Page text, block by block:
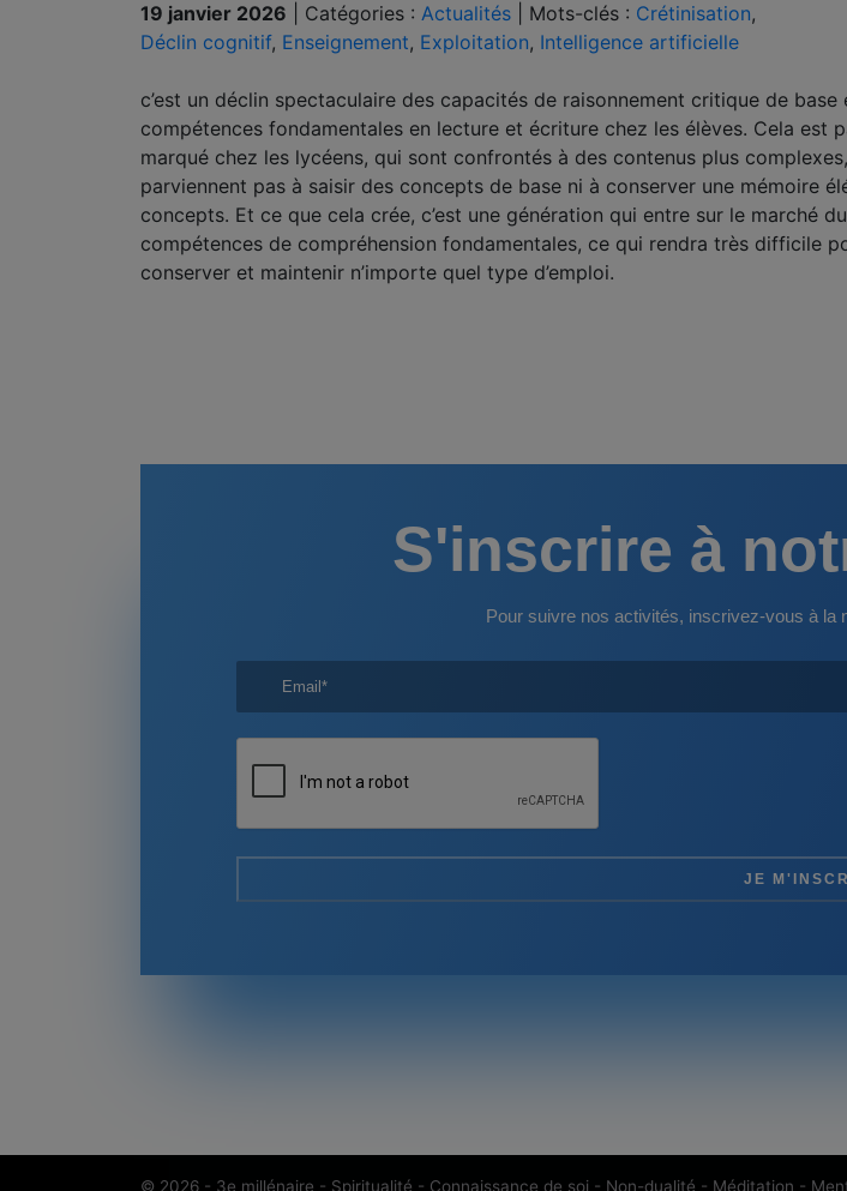
19 janvier 2026 Catégories : Actualités Mots-clés : Crétinisation,
Déclin cognitif, Enseignement, Exploitation, Intelligence artificielle
c’est un déclin spectaculaire des capacités de raisonnement critique de base
compétences fondamentales en lecture et écriture chez les élèves. Cela est
marqué chez les lycéens, qui sont confrontés à des contenus plus
parviennent pas à saisir des concepts de base ni à conserver une mémoire
concepts. Et ce que cela crée, c’est une génération qui entre sur le marché
compétences de compréhension fondamentales, ce qui rendra très difficile
conserver et maintenir n’importe quel type d’emploi.
S'inscrire à
Pour suivre nos activités, inscrivez-vous à la
© 2026 - 3e millénaire - Spiritualité - Connaissance de soi - Non-dualité - Méditation -